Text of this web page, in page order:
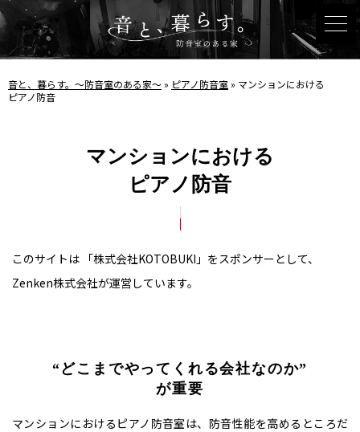
音と、暮らす。〜防音室のある家〜» ピアノ防音室 » マンションにおける
ピアノ防音
マンションにおける
ピアノ防音
このサイトは 「株式会社KOTOBUKI」をスポンサーとして、
Zenken株式会社が運営しています。
“どこまでやってくれる会社なのか”
が重要
マンションにおけるピアノ防音室は、防音性能を高めるところだ